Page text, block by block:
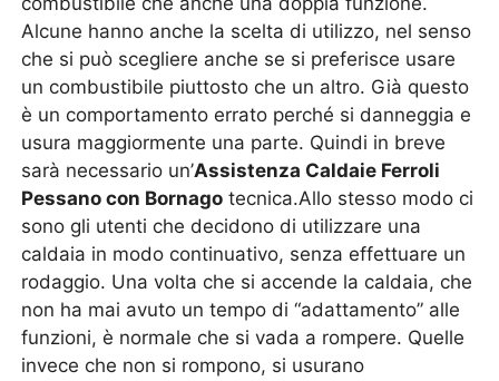
Alcune hanno anche la scelta di utilizzo, nel senso
che si può scegliere anche se si preferisce usare
un combustibile piuttosto che un altro. Già questo
è un comportamento errato perché si danneggia e
usura maggiormente una parte. Quindi in breve
sarà necessario un’Assistenza Caldaie Ferroli
Pessano con Bornago tecnica.Allo stesso modo ci
sono gli utenti che decidono di utilizzare una
caldaia in modo continuativo, senza effettuare un
rodaggio. Una volta che si accende la caldaia, che
non ha mai avuto un tempo di “adattamento” alle
funzioni, è normale che si vada a rompere. Quelle
invece che non si rompono, si usurano